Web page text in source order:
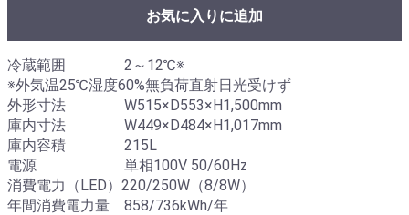
お気に入りに追加
冷蔵範囲 2～12℃※
※外気温25℃湿度60%無負荷直射日光受けず
外形寸法 W515×D553×H1,500mm
庫内寸法 W449×D484×H1,017mm
庫内容積 215L
電源 単相100V 50/60Hz
消費電力（LED）220/250W（8/8W）
年間消費電力量 858/736kWh/年